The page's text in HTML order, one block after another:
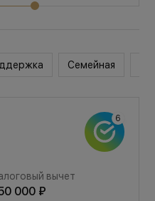
Семейная
вычет
000 ₽